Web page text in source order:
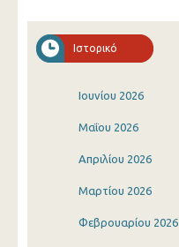
Ιστορικό
Ιουνίου 2026
Μαΐου 2026
Απριλίου 2026
Μαρτίου 2026
Φεβρουαρίου 2026